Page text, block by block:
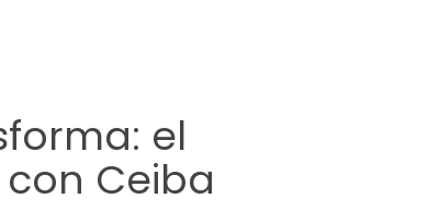
el
Ceiba